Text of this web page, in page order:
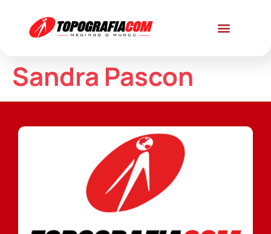
Sandra Pascon